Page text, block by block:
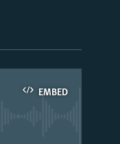
EMBED